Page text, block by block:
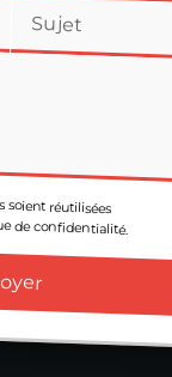
soient réutilisées
de confidentialité.